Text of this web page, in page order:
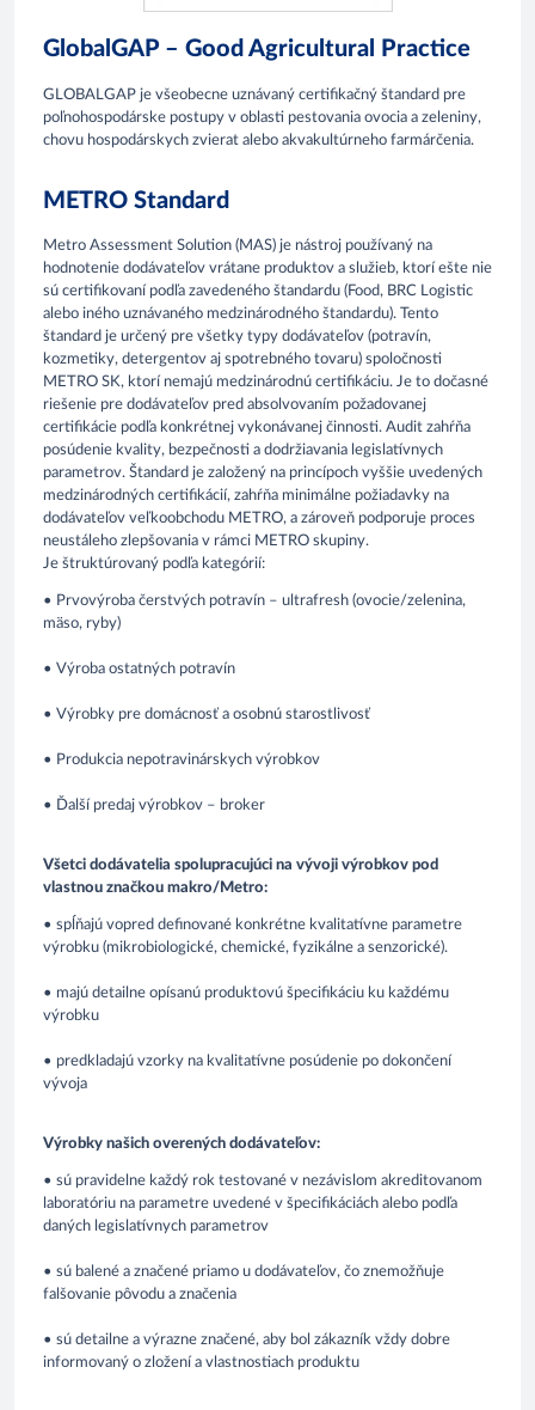
GlobalGAP – Good Agricultural Practice
GLOBALGAP je všeobecne uznávaný certifikačný štandard pre
poľnohospodárske postupy v oblasti pestovania ovocia a zeleniny,
chovu hospodárskych zvierat alebo akvakultúrneho farmárčenia.
METRO Standard
Metro Assessment Solution (MAS) je nástroj používaný na
hodnotenie dodávateľov vrátane produktov a služieb, ktorí ešte nie
sú certifikovaní podľa zavedeného štandardu (Food, BRC Logistic
alebo iného uznávaného medzinárodného štandardu). Tento
štandard je určený pre všetky typy dodávateľov (potravín,
kozmetiky, detergentov aj spotrebného tovaru) spoločnosti
METRO SK, ktorí nemajú medzinárodnú certifikáciu. Je to dočasné
riešenie pre dodávateľov pred absolvovaním požadovanej
certifikácie podľa konkrétnej vykonávanej činnosti. Audit zahŕňa
posúdenie kvality, bezpečnosti a dodržiavania legislatívnych
parametrov. Štandard je založený na princípoch vyššie uvedených
medzinárodných certifikácií, zahŕňa minimálne požiadavky na
dodávateľov veľkoobchodu METRO, a zároveň podporuje proces
neustáleho zlepšovania v rámci METRO skupiny.
Je štruktúrovaný podľa kategórií:
• Prvovýroba čerstvých potravín – ultrafresh (ovocie/zelenina,
mäso, ryby)
• Výroba ostatných potravín
• Výrobky pre domácnosť a osobnú starostlivosť
• Produkcia nepotravinárskych výrobkov
• Ďalší predaj výrobkov – broker
Všetci dodávatelia spolupracujúci na vývoji výrobkov pod
vlastnou značkou makro/Metro:
• spĺňajú vopred definované konkrétne kvalitatívne parametre
výrobku (mikrobiologické, chemické, fyzikálne a senzorické).
• majú detailne opísanú produktovú špecifikáciu ku každému
výrobku
• predkladajú vzorky na kvalitatívne posúdenie po dokončení
vývoja
Výrobky našich overených dodávateľov:
• sú pravidelne každý rok testované v nezávislom akreditovanom
laboratóriu na parametre uvedené v špecifikáciách alebo podľa
daných legislatívnych parametrov
• sú balené a značené priamo u dodávateľov, čo znemožňuje
falšovanie pôvodu a značenia
• sú detailne a výrazne značené, aby bol zákazník vždy dobre
informovaný o zložení a vlastnostiach produktu